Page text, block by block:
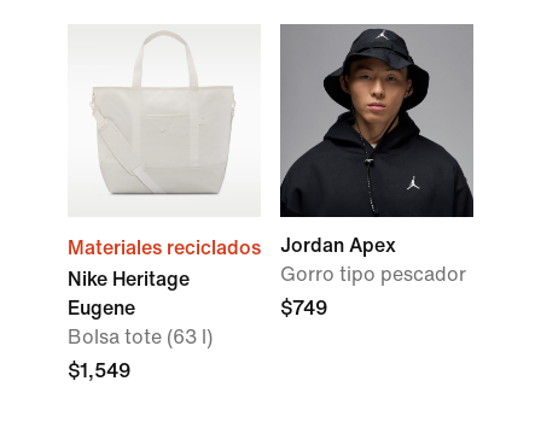
Materiales reciclados
Nike Heritage
Eugene
Bolsa tote (63 l)
$1,549
Jordan Apex
Gorro tipo pescador
$749